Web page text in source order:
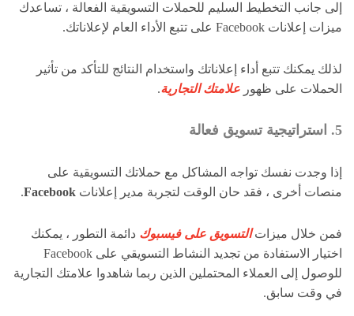
إلى جانب التخطيط السليم للحملات التسويقية الفعالة ، تساعدك
ميزات إعلانات Facebook على تتبع الأداء العام لإعلاناتك.
لذلك يمكنك تتبع أداء إعلاناتك واستخدام النتائج للتأكد من تأثير
الحملات على ظهور علامتك التجارية.
5. استراتيجية تسويق فعالة
إذا وجدت نفسك تواجه المشاكل مع حملاتك التسويقية على
منصات أخرى ، فقد حان الوقت لتجربة مدير إعلانات Facebook
.
فمن خلال ميزاتالتسويق على فيسبوك دائمة التطور ، يمكنك
اختيار الاستفادة من تجديد النشاط التسويقي على Facebook
للوصول إلى العملاء المحتملين الذين ربما شاهدوا علامتك التجارية
في وقت سابق.